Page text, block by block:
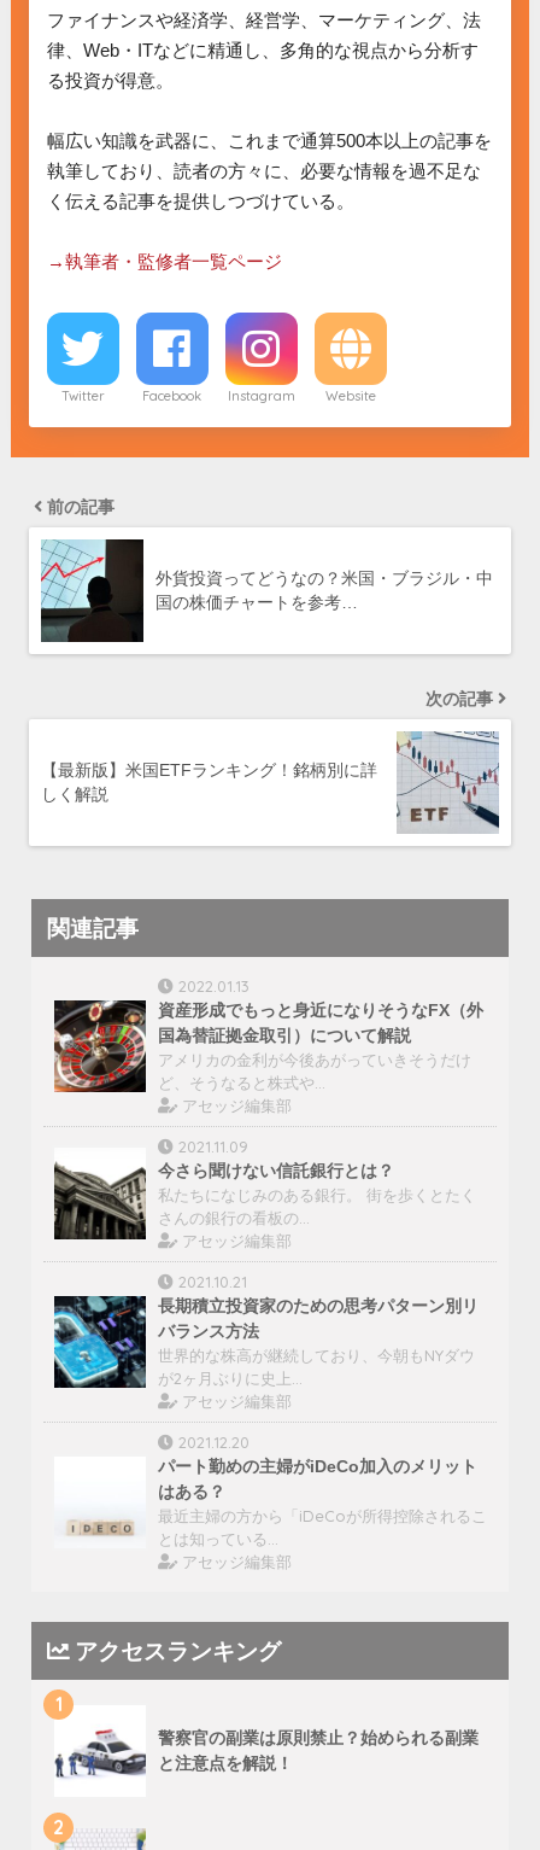
ファイナンスや経済学、経営学、マーケティング、法
律、Web・ITなどに精通し、多角的な視点から分析す
る投資が得意。
幅広い知識を武器に、これまで通算500本以上の記事を
執筆しており、読者の方々に、必要な情報を過不足な
く伝える記事を提供しつづけている。
→執筆者・監修者一覧ページ
Twitter Facebook Instagram Website
前の記事
外貨投資ってどうなの？米国・ブラジル・中
国の株価チャートを参考…
次の記事
【最新版】米国ETFランキング！銘柄別に詳
しく解説
関連記事
2022.01.13
資産形成でもっと身近になりそうなFX（外
国為替証拠金取引）について解説
アメリカの金利が今後あがっていきそうだけ
ど、そうなると株式や…
アセッジ編集部
2021.11.09
今さら聞けない信託銀行とは？
私たちになじみのある銀行。 街を歩くとたく
さんの銀行の看板の…
アセッジ編集部
2021.10.21
長期積立投資家のための思考パターン別リ
バランス方法
世界的な株高が継続しており、今朝もNYダウ
が2ヶ月ぶりに史上…
アセッジ編集部
2021.12.20
パート勤めの主婦がiDeCo加入のメリット
はある？
最近主婦の方から「iDeCoが所得控除されるこ
とは知っている…
アセッジ編集部
アクセスランキング
1
警察官の副業は原則禁止？始められる副業
と注意点を解説！
2